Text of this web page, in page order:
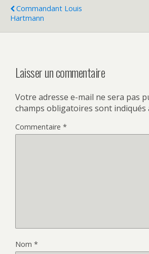
Commandant Louis
Hartmann
Laisser un commentaire
Votre adresse e-mail ne sera pas
champs obligatoires sont indiqués
Commentaire *
Nom *